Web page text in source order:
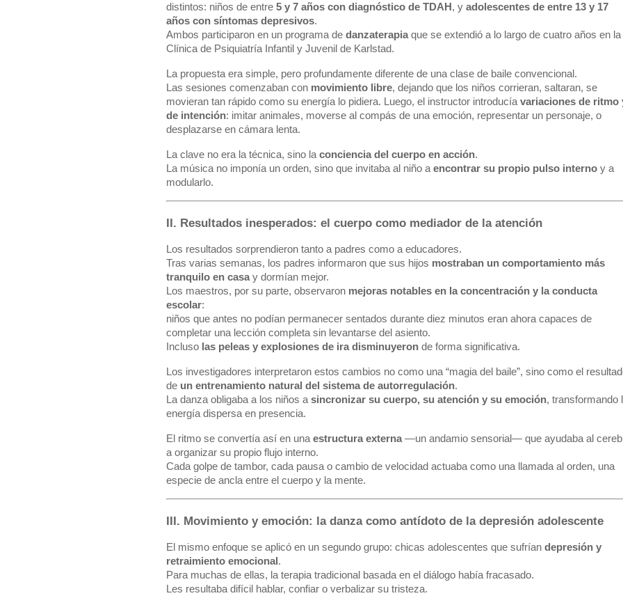
distintos: niños de entre 5 y 7 años con diagnóstico de TDAH , y adolescentes de entre 13 y 17
años con síntomas depresivos.
Ambos participaron en un programa de danzaterapiaque se extendió a lo largo de cuatro años en la
Clínica de Psiquiatría Infantil y Juvenil de Karlstad.
La propuesta era simple, pero profundamente diferente de una clase de baile convencional.
Las sesiones comenzaban con movimiento libre, dejando que los niños corrieran, saltaran, se
movieran tan rápido como su energía lo pidiera. Luego, el instructor introducíavariaciones de ritmo
de intención: imitar animales, moverse al compás de una emoción, representar un personaje, o
desplazarse en cámara lenta.
La clave no era la técnica, sino laconciencia del cuerpo en acción.
La música no imponía un orden, sino que invitaba al niño aencontrar su propio pulso internoy a
modularlo.
II. Resultados inesperados: el cuerpo como mediador de la atención
Los resultados sorprendieron tanto a padres como a educadores.
Tras varias semanas, los padres informaron que sus hijos mostraban un comportamiento más
tranquilo en casay dormían mejor.
Los maestros, por su parte, observaron mejoras notables en la concentración y la conducta
escolar:
niños que antes no podían permanecer sentados durante diez minutos eran ahora capaces de
completar una lección completa sin levantarse del asiento.
Incluso las peleas y explosiones de ira disminuyeronde forma significativa.
Los investigadores interpretaron estos cambios no como una “magia del baile”, sino como el
de un entrenamiento natural del sistema de autorregulación.
La danza obligaba a los niños a sincronizar su cuerpo, su atención y su emoción, transformando
energía dispersa en presencia.
El ritmo se convertía así en una estructura externa—un andamio sensorial— que ayudaba al
a organizar su propio flujo interno.
Cada golpe de tambor, cada pausa o cambio de velocidad actuaba como una llamada al orden, una
especie de ancla entre el cuerpo y la mente.
III. Movimiento y emoción: la danza como antídoto de la depresión adolescente
El mismo enfoque se aplicó en un segundo grupo: chicas adolescentes que sufrían depresión y
retraimiento emocional .
Para muchas de ellas, la terapia tradicional basada en el diálogo había fracasado.
Les resultaba difícil hablar, confiar o verbalizar su tristeza.